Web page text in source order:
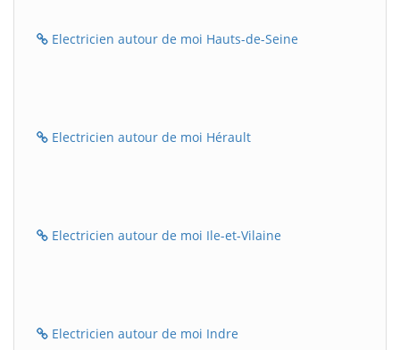
Electricien autour de moi Hauts-de-Seine
Electricien autour de moi Hérault
Electricien autour de moi Ile-et-Vilaine
Electricien autour de moi Indre